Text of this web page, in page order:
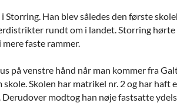
Han blev således den første
rundt om i landet. Storring
faste rammer.
på venstre hånd når man kommer fra
Skolen har matrikel nr. 2 og har
modtog han nøje fastsatte